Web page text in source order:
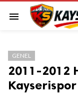
menu
GENEL
2011-2012
Kayserispor